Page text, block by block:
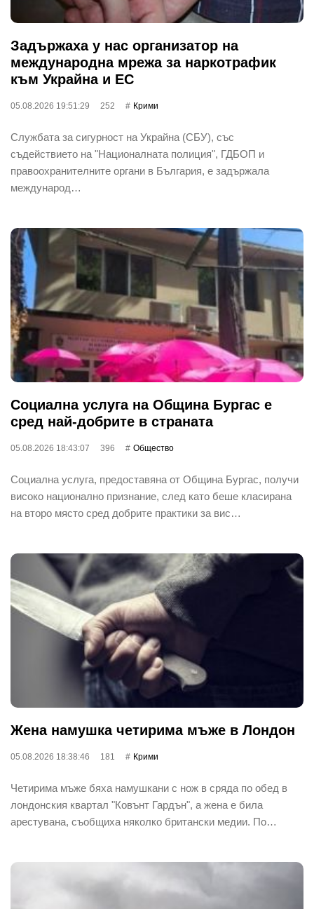
Задържаха у нас организатор на
международна мрежа за наркотрафик
към Украйна и ЕС
05.08.2026 19:51:29 252 Крими
Службата за сигурност на Украйна (СБУ), със
съдействието на "Националната полиция", ГДБОП и
правоохранителните органи в България, е задържала
международ…
Социална услуга на Община Бургас е
сред най-добрите в страната
05.08.2026 18:43:07 396 Общество
Социална услуга, предоставяна от Община Бургас, получи
високо национално признание, след като беше класирана
на второ място сред добрите практики за вис…
Жена намушка четирима мъже в Лондон
05.08.2026 18:38:46 181 Крими
Четирима мъже бяха намушкани с нож в сряда по обед в
лондонския квартал "Ковънт Гардън", а жена е била
арестувана, съобщиха няколко британски медии. По…